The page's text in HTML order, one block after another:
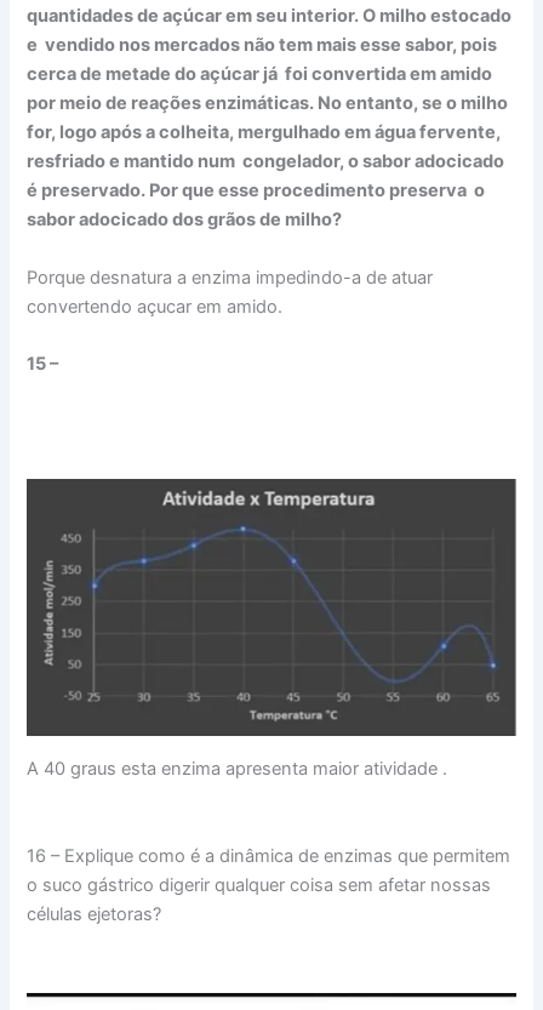
quantidades de açúcar em seu interior. O milho estocado
e vendido nos mercados não tem mais esse sabor, pois
cerca de metade do açúcar já foi convertida em amido
por meio de reações enzimáticas. No entanto, se o milho
for, logo após a colheita, mergulhado em água fervente,
resfriado e mantido num congelador, o sabor adocicado
é preservado. Por que esse procedimento preserva o
sabor adocicado dos grãos de milho?
Porque desnatura a enzima impedindo-a de atuar
convertendo açucar em amido.
15 –
A 40 graus esta enzima apresenta maior atividade .
16 – Explique como é a dinâmica de enzimas que permitem
o suco gástrico digerir qualquer coisa sem afetar nossas
células ejetoras?